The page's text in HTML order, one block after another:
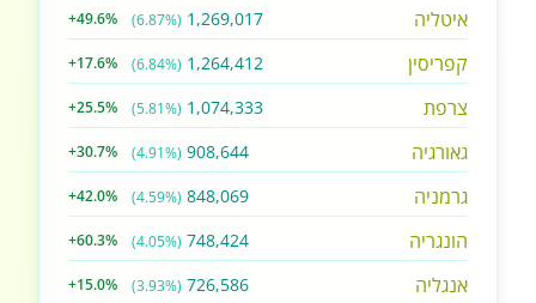
איטליה 1,269,017
(6.87%)
+49.6%
קפריסין 1,264,412
(6.84%)
+17.6%
צרפת 1,074,333
(5.81%)
+25.5%
גאורגיה 908,644
(4.91%)
+30.7%
גרמניה 848,069
(4.59%)
+42.0%
הונגריה 748,424
(4.05%)
+60.3%
אנגליה 726,586
(3.93%)
+15.0%